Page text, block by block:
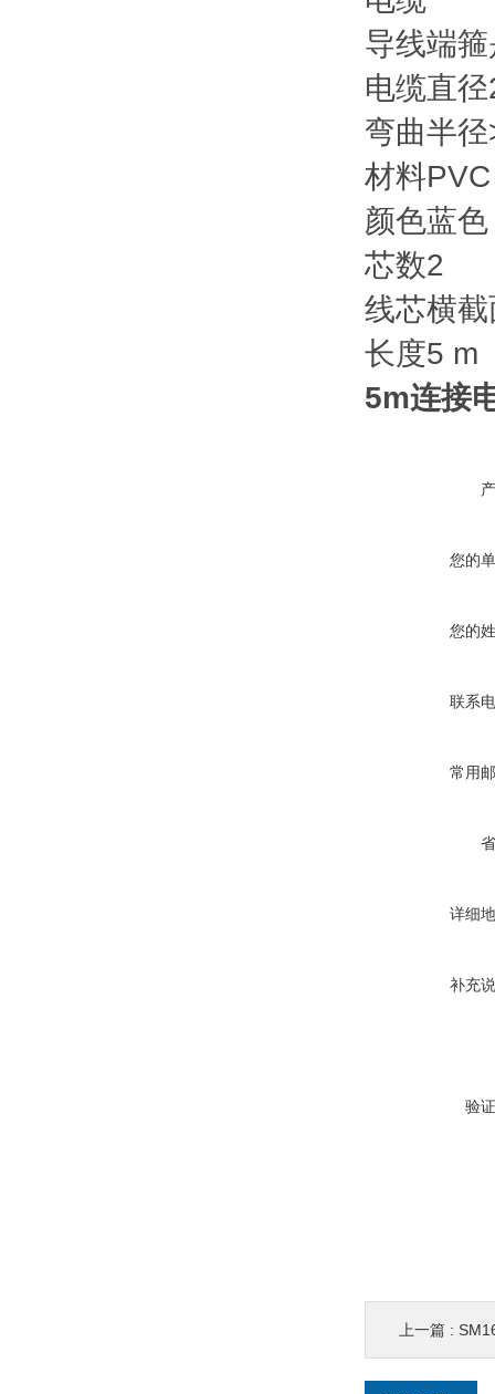
导线端箍
电缆直径
弯曲半径
材料PVC
颜色蓝色
芯数2
线芯横
长度5 m
5m连接
您的
您的
联系
常用
详细
补充
验
上一篇 :